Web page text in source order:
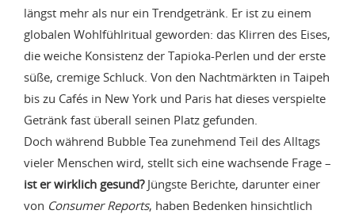
längst mehr als nur ein Trendgetränk. Er ist zu einem
globalen Wohlfühlritual geworden: das Klirren des Eises,
die weiche Konsistenz der Tapioka-Perlen und der erste
süße, cremige Schluck. Von den Nachtmärkten in Taipeh
bis zu Cafés in New York und Paris hat dieses verspielte
Getränk fast überall seinen Platz gefunden.
Doch während Bubble Tea zunehmend Teil des Alltags
vieler Menschen wird, stellt sich eine wachsende Frage –
ist er wirklich gesund?Jüngste Berichte, darunter einer
von Consumer Reports, haben Bedenken hinsichtlich